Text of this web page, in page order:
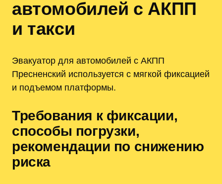
автомобилей с АКПП
и такси
Эвакуатор для автомобилей с АКПП
Пресненский используется с мягкой фиксацией
и подъемом платформы.
Требования к фиксации,
способы погрузки,
рекомендации по снижению
риска